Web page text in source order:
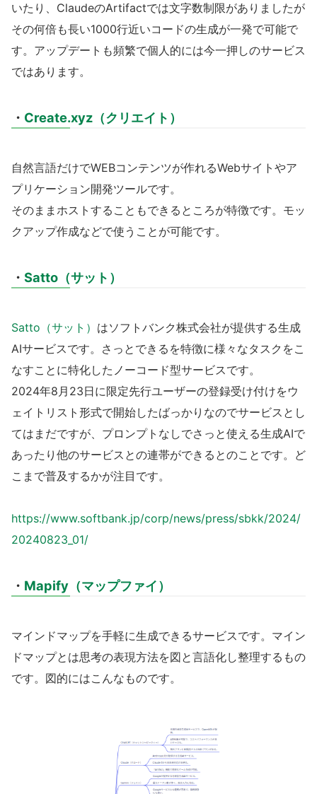
いたり、ClaudeのArtifactでは文字数制限がありましたが
その何倍も長い1000行近いコードの生成が一発で可能で
す。アップデートも頻繁で個人的には今一押しのサービス
ではあります。
・ Create.xyz（クリエイト）
自然言語だけでWEBコンテンツが作れるWebサイトやア
プリケーション開発ツールです。
そのままホストすることもできるところが特徴です。モッ
クアップ作成などで使うことが可能です。
・ Satto（サット）
Satto（サット） はソフトバンク株式会社が提供する生成
AIサービスです。さっとできるを特徴に様々なタスクをこ
なすことに特化したノーコード型サービスです。
2024年8月23日に限定先行ユーザーの登録受け付けをウ
ェイトリスト形式で開始したばっかりなのでサービスとし
てはまだですが、プロンプトなしでさっと使える生成AIで
あったり他のサービスとの連帯ができるとのことです。ど
こまで普及するかが注目です。
https://www.softbank.jp/corp/news/press/sbkk/2024/
20240823_01/
・ Mapify（マップファイ）
マインドマップを手軽に生成できるサービスです。マイン
ドマップとは思考の表現方法を図と言語化し整理するもの
です。図的にはこんなものです。